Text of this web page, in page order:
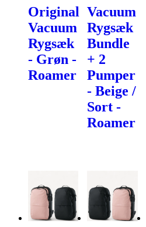
Original
Vacuum
Rygsæk
- Grøn -
Roamer
Vacuum
Rygsæk
Bundle
+ 2
Pumper
- Beige /
Sort -
Roamer